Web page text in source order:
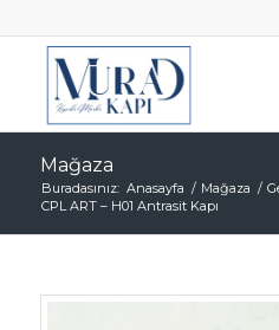
Mağaza
Buradasınız: Anasayfa / Mağaza /
CPL ART – H01 Antrasit Kapı